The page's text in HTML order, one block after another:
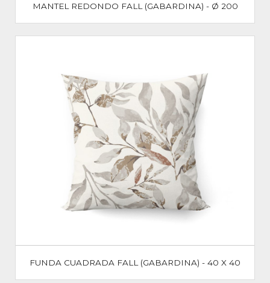
MANTEL REDONDO FALL (GABARDINA) - Ø 200
FUNDA CUADRADA FALL (GABARDINA) - 40 X 40